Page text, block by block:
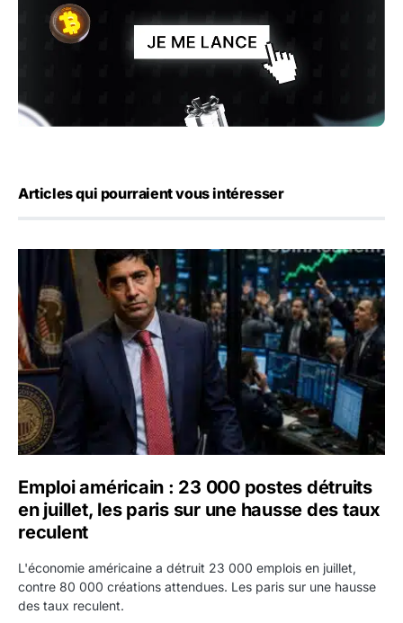
Articles qui pourraient vous intéresser
Emploi américain : 23 000 postes détruits en juillet, les
Emploi américain : 23 000 postes détruits
en juillet, les paris sur une hausse des taux
reculent
L'économie américaine a détruit 23 000 emplois en juillet,
contre 80 000 créations attendues. Les paris sur une hausse
des taux reculent.